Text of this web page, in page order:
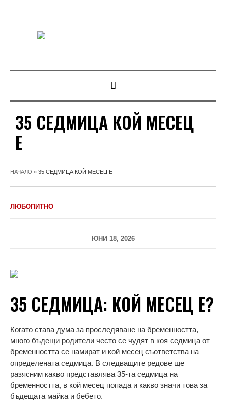
35 СЕДМИЦА КОЙ МЕСЕЦ
Е
НАЧАЛО » 35 СЕДМИЦА КОЙ МЕСЕЦ Е
ЛЮБОПИТНО
ЮНИ 18, 2026
35 СЕДМИЦА: КОЙ МЕСЕЦ Е?
Когато става дума за проследяване на бременността,
много бъдещи родители често се чудят в коя седмица от
бременността се намират и кой месец съответства на
определената седмица. В следващите редове ще
разясним какво представлява 35-та седмица на
бременността, в кой месец попада и какво значи това за
бъдещата майка и бебето.